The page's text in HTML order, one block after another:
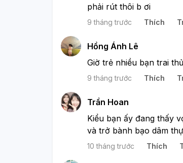
phải rút thôi b ơi
9 tháng trước Thích
Hồng Ánh Lê
Giờ trẻ nhiều bạn trai
9 tháng trước Thích
Trần Hoan
Kiểu bạn ấy đang thấy
và trở bành bạo dâm
10 tháng trước Thích